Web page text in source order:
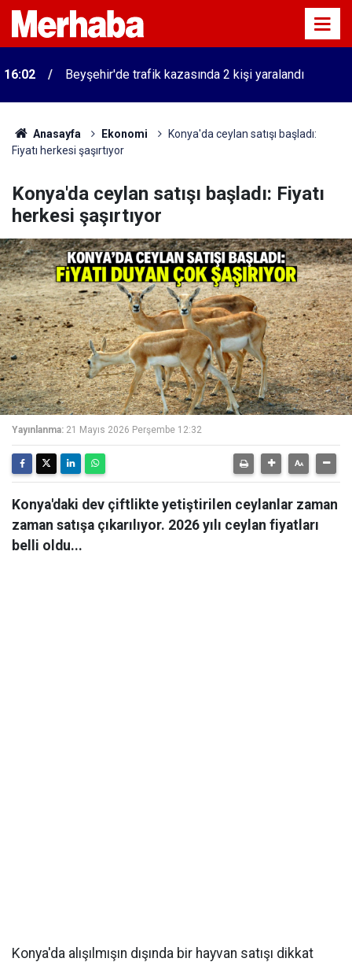
16:02 Beyşehir'de trafik kazasında 2 kişi yaralandı
Anasayfa Ekonomi
Konya'da ceylan satışı başladı:
Fiyatı herkesi şaşırtıyor
Konya'da ceylan satışı başladı: Fiyatı
herkesi şaşırtıyor
Yayınlanma: 21 Mayıs 2026 Perşembe 12:32
Konya'daki dev çiftlikte yetiştirilen ceylanlar zaman
zaman satışa çıkarılıyor. 2026 yılı ceylan fiyatları
belli oldu...
Konya'da alışılmışın dışında bir hayvan satışı dikkat